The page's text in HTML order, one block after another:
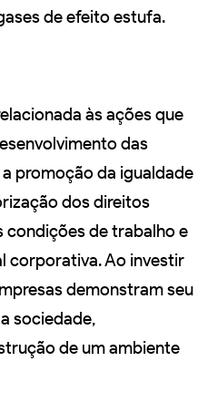
de efeito estufa.
às ações que
das
promoção da igualdade
dos direitos
condições de trabalho e
corporativa. Ao investir
demonstram seu
sociedade,
de um ambiente